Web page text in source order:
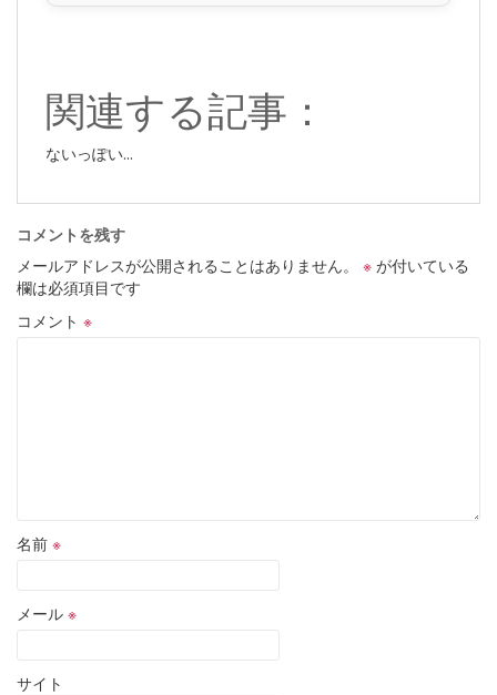
関連する記事：
ないっぽい...
コメントを残す
メールアドレスが公開されることはありません。
※ が付いている
欄は必須項目です
コメント ※
名前 ※
メール ※
サイト